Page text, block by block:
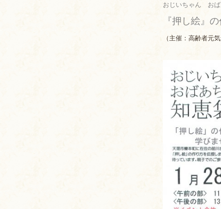
おじいちゃん おば
『押し絵』
（主催：高齢者元